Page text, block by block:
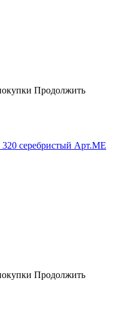
Продолжить
серебристый Арт.ME
Продолжить